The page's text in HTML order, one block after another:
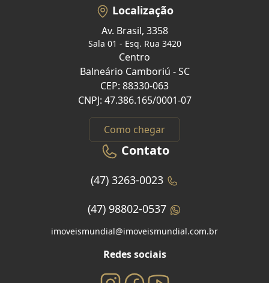
Localização
Av. Brasil, 3358
Sala 01 - Esq. Rua 3420
Centro
Balneário Camboriú - SC
CEP: 88330-063
CNPJ: 47.386.165/0001-07
Como chegar
Contato
(47) 3263-0023
(47) 98802-0537
imoveismundial@imoveismundial.com.br
Redes sociais